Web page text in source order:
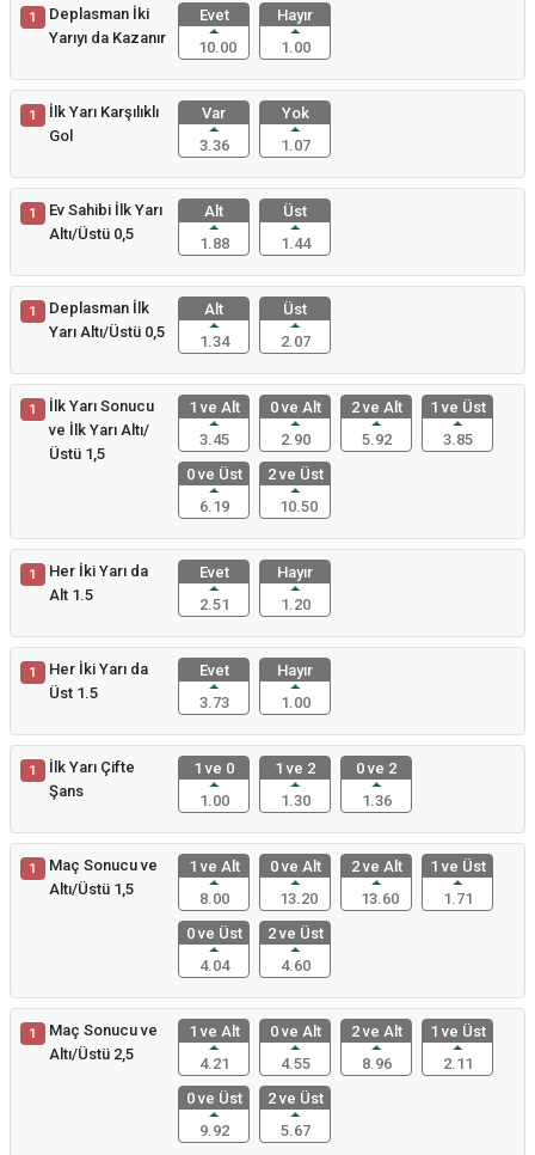
1
Deplasman İki
Yarıyı da Kazanır
Evet
10.00
Hayır
1.00
1
İlk Yarı Karşılıklı
Gol
Var
3.36
Yok
1.07
1
Ev Sahibi İlk Yarı
Altı/Üstü 0,5
Alt
1.88
Üst
1.44
1
Deplasman İlk
Yarı Altı/Üstü 0,5
Alt
1.34
Üst
2.07
1
İlk Yarı Sonucu
ve İlk Yarı Altı/
Üstü 1,5
1 ve Alt
3.45
0 ve Alt
2.90
2 ve Alt
5.92
1 ve Üst
3.85
0 ve Üst
6.19
2 ve Üst
10.50
1
Her İki Yarı da
Alt 1.5
Evet
2.51
Hayır
1.20
1
Her İki Yarı da
Üst 1.5
Evet
3.73
Hayır
1.00
1
İlk Yarı Çifte
Şans
1 ve 0
1.00
1 ve 2
1.30
0 ve 2
1.36
1
Maç Sonucu ve
Altı/Üstü 1,5
1 ve Alt
8.00
0 ve Alt
13.20
2 ve Alt
13.60
1 ve Üst
1.71
0 ve Üst
4.04
2 ve Üst
4.60
1
Maç Sonucu ve
Altı/Üstü 2,5
1 ve Alt
4.21
0 ve Alt
4.55
2 ve Alt
8.96
1 ve Üst
2.11
0 ve Üst
9.92
2 ve Üst
5.67